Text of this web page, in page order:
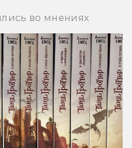
во мнениях